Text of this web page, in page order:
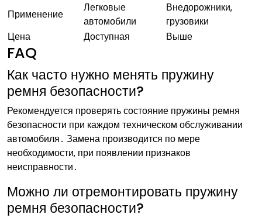
Применение
Легковые
автомобили
Внедорожники‚
грузовики
Цена
Доступная Выше
FAQ
Как часто нужно менять пружину
ремня безопасности?
Рекомендуется проверять состояние пружины ремня
безопасности при каждом техническом обслуживании
автомобиля․ Замена производится по мере
необходимости‚ при появлении признаков
неисправности․
Можно ли отремонтировать пружину
ремня безопасности?